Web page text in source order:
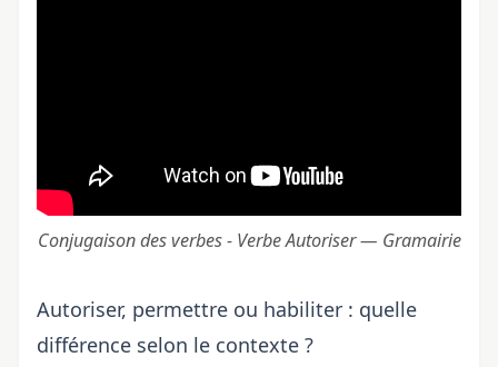
Conjugaison des verbes - Verbe Autoriser — Gramairie
Autoriser, permettre ou habiliter : quelle
différence selon le contexte ?